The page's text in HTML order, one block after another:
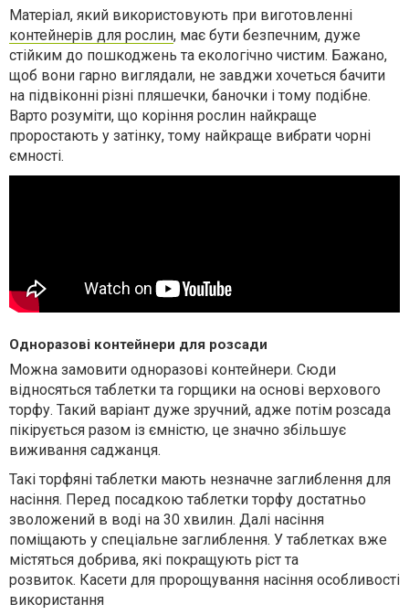
Матеріал, який використовують при виготовленні
контейнерів для рослин, має бути безпечним, дуже
стійким до пошкоджень та екологічно чистим. Бажано,
щоб вони гарно виглядали, не завджи хочеться бачити
на підвіконні різні пляшечки, баночки і тому подібне.
Варто розуміти, що коріння рослин найкраще
проростають у затінку, тому найкраще вибрати чорні
ємності.
Одноразові контейнери для розсади
Можна замовити одноразові контейнери. Сюди
відносяться таблетки та горщики на основі верхового
торфу. Такий варіант дуже зручний, адже потім розсада
пікірується разом із ємністю, це значно збільшує
виживання саджанця.
Такі торфяні таблетки мають незначне заглиблення для
насіння. Перед посадкою таблетки торфу достатньо
зволожений в воді на 30 хвилин. Далі насіння
поміщають у спеціальне заглиблення. У таблетках вже
містяться добрива, які покращують ріст та
розвиток. Касети для пророщування насіння особливості
використання